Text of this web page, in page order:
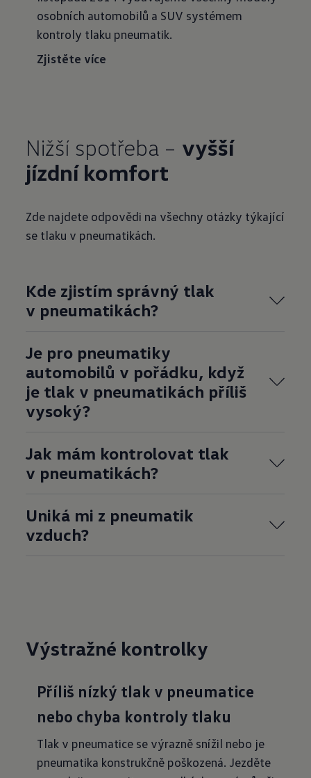
osobních automobilů a SUV systémem
kontroly tlaku pneumatik.
Zjistěte více
Nižší spotřeba – vyšší
jízdní komfort
Zde najdete odpovědi na všechny otázky týkající
se tlaku v pneumatikách.
Kde zjistím správný tlak
v pneumatikách?
Je pro pneumatiky
automobilů v pořádku, když
je tlak v pneumatikách příliš
vysoký?
Jak mám kontrolovat tlak
v pneumatikách?
Uniká mi z pneumatik
vzduch?
Výstražné kontrolky
Příliš nízký tlak v pneumatice
nebo chyba kontroly tlaku
Tlak v pneumatice se výrazně snížil nebo je
pneumatika konstrukčně poškozená. Jezděte